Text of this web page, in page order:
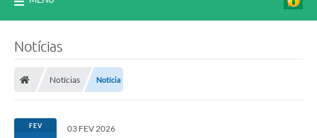
Notícias
Notícias Notícia
FEV 03 FEV 2026